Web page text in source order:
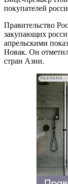
покупателей
Правительство
закупающих
апрельскими
Новак. Он
стран Азии.